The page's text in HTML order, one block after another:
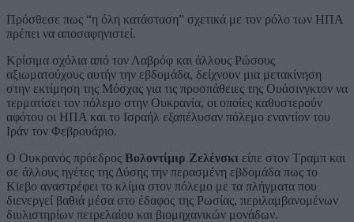
Πρόσθεσε πως “η όλη κατάσταση” σχετικά με τον ρόλο των ΗΠΑ
πρέπει να αποσαφηνιστεί.
Κρίσιμα σχόλια από τον Λαβρόφ και άλλους Ρώσους
αξιωματούχους αυτήν την εβδομάδα, δείχνουν μια μετακίνηση
στην εκτίμηση της Μόσχας για τις προσπάθειες της Ουάσινγκτον να
τερματίσει τον πόλεμο στην Ουκρανία, οι οποίες καθυστερούν
αφότου οι ΗΠΑ και το Ισραήλ εξαπέλυσαν πόλεμο εναντίον του
Ιράν τον Φεβρουάριο.
Ο Ουκρανός πρόεδρος Βολοντίμιρ Ζελένσκι είπε στον Τραμπ και
σε άλλους ηγέτες της Δύσης την περασμένη εβδομάδα πως το
Κϊεβο αναστρέφει το κλίμα στον πόλεμο με τα πλήγματα που
διενεργεί βαθιά μέσα στο έδαφος της Ρωσίας, περιλαμβανομένων
διυλιστηρίων πετρελαίου και βιομηχανικών μονάδων.